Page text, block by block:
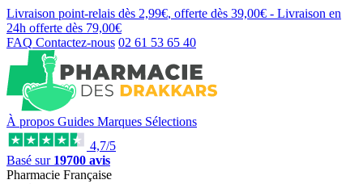
Livraison point-relais dès 2,99€, offerte dès 39,00€ - Livraison en
24h offerte dès 79,00€
FAQ Contactez-nous 02 61 53 65 40
À propos Guides Marques Sélections
4,7/5
Basé sur 19700 avis
Pharmacie Française